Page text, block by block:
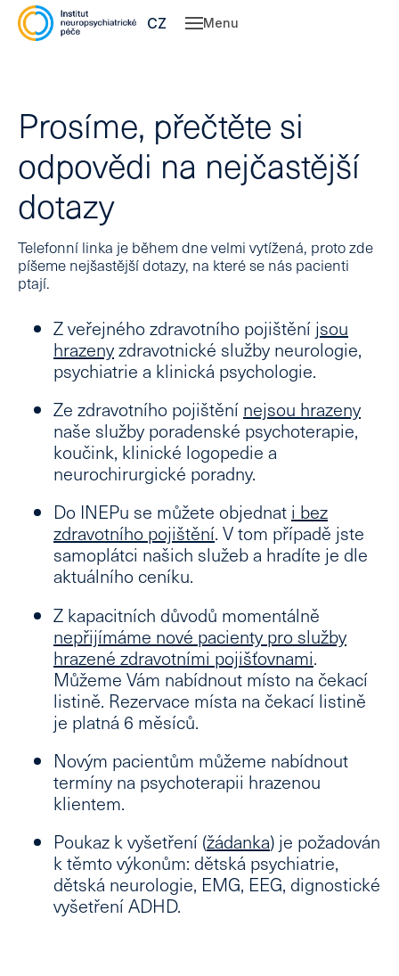
Menu
CZ EN
Prosíme, přečtěte si
odpovědi na nejčastější
dotazy
Telefonní linka je během dne velmi vytížená, proto zde
píšeme nejšastější dotazy, na které se nás pacienti
ptají.
Z veřejného zdravotního pojištění jsou
hrazenyzdravotnické služby neurologie,
psychiatrie a klinická psychologie.
Ze zdravotního pojištění nejsou hrazeny
naše služby poradenské psychoterapie,
koučink, klinické logopedie a
neurochirurgické poradny.
Do INEPu se můžete objednat i bez
zdravotního pojištění. V tom případě jste
samoplátci našich služeb a hradíte je dle
aktuálního ceníku.
Z kapacitních důvodů momentálně
nepřijímáme nové pacienty pro služby
hrazené zdravotními pojišťovnami.
Můžeme Vám nabídnout místo na čekací
listině. Rezervace místa na čekací listině
je platná 6 měsíců.
Novým pacientům můžeme nabídnout
termíny na psychoterapii hrazenou
klientem.
Poukaz k vyšetření (žádanka) je požadován
k těmto výkonům: dětská psychiatrie,
dětská neurologie, EMG, EEG, dignostické
vyšetření ADHD.